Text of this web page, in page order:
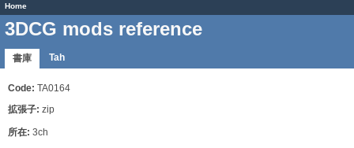
Home
3DCG mods reference
書庫 Tah
Code: TA0164
拡張子: zip
所在: 3ch